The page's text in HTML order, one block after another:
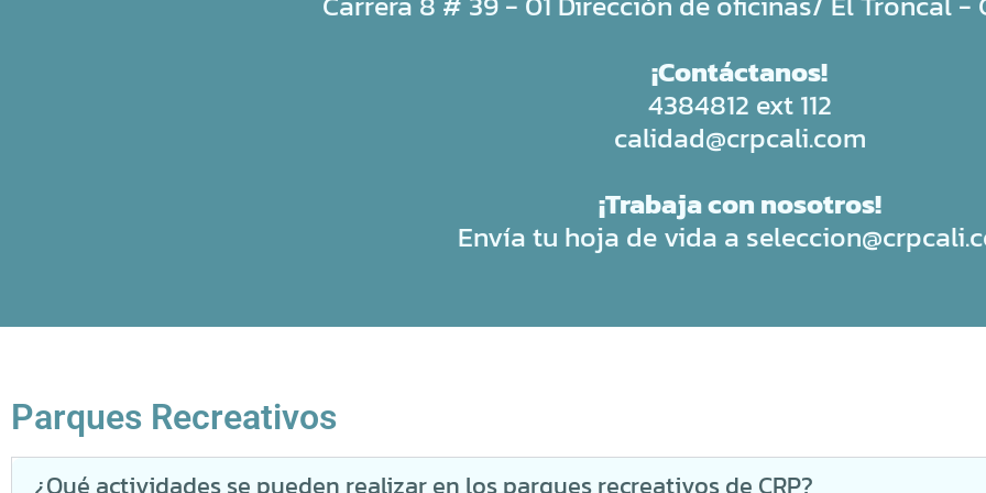
¡Contáctanos!
4384812 ext 112
calidad@crpcali.com
¡Trabaja con nosotros!
Envía tu hoja de vida a
Parques Recreativos